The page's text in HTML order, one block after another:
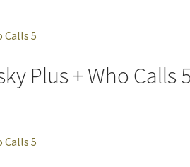
Plus + Who Calls